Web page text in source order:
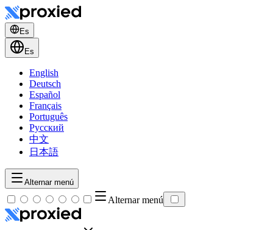
Es
Es
English
Deutsch
Español
Français
Português
Русский
中文
日本語
Alternar menú
Alternar menú